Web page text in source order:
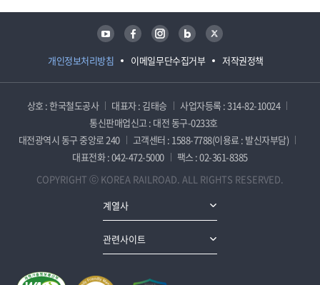
개인정보처리방침 이메일무단수집거부 저작권정책
유튜브 페이스북 인스타그램 블로그 트위터
상호 : 한국철도공사 대표자 : 김태승
사업자등록 : 314-82-10024
통신판매업신고 : 대전 동구-0233호
대전광역시 동구 중앙로 240
고객센터 : 1588-7788(이용료 : 발신자부담)
대표전화 : 042-472-5000
팩스 : 02-361-8385
COPYRIGHT ⓒ KOREA RAILROAD. ALL RIGHTS RESERVED.
계열사
관련사이트